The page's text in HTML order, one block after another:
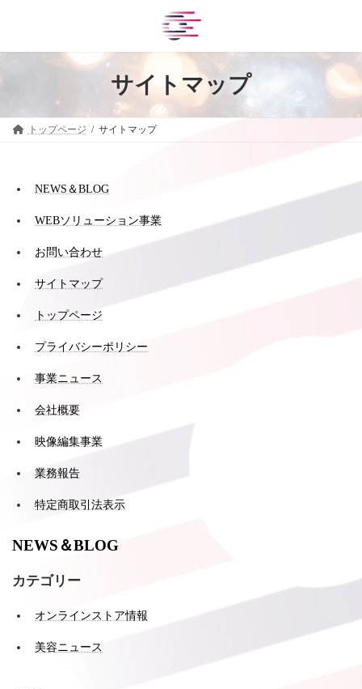
ン
ー
サイトマップ
トップページ サイトマップ
NEWS＆BLOG
WEBソリューション事業
お問い合わせ
サイトマップ
トップページ
プライバシーポリシー
事業ニュース
会社概要
映像編集事業
業務報告
特定商取引法表示
NEWS＆BLOG
カテゴリー
オンラインストア情報
美容ニュース